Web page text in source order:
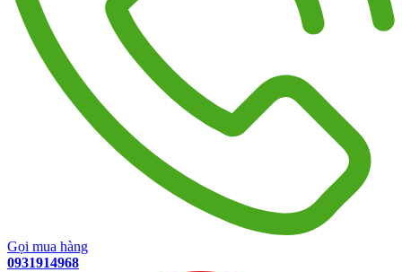
Gọi mua hàng
0931914968